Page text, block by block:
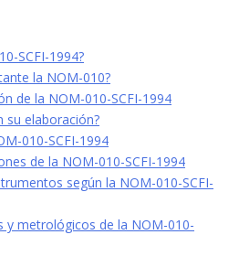
SCFI-1994?
la NOM-010?
de la NOM-010-SCFI-1994
su elaboración?
010-SCFI-1994
de la NOM-010-SCFI-1994
según la NOM-010-SCFI-
y metrológicos de la NOM-010-